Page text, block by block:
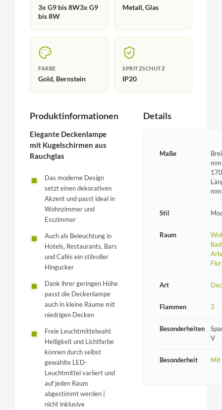
3x G9 bis 8W3x G9
bis 8W
Metall, Glas
FARBE
Gold, Bernstein
SPRITZSCHUTZ
IP20
Produktinformationen
Elegante Deckenlampe
mit Kugelschirmen aus
Rauchglas
Das moderne Design
setzt einen dekorativen
Akzent und passt ideal in
Wohnzimmer und
Esszimmer
Auch als Beleuchtung in
Hotels, Restaurants, Bars
und Cafés ein stilvoller
Hingucker
Dank ihrer geringen Höhe
passt die Deckenlampe
auch in kleine Räume mit
niedrigen Decken
Freie Leuchtmittelwahl:
Helligkeit und Lichtfarbe
können durch selbst
gewählte LED-
Leuchtmittel variiert und
auf jeden Raum
abgestimmt werden |
nicht inklusive
Details
Maße
mm
Stil
Raum
Bad
Flur
Art
Flammen 3
Besonderheiten
V
Besonderheit Mit